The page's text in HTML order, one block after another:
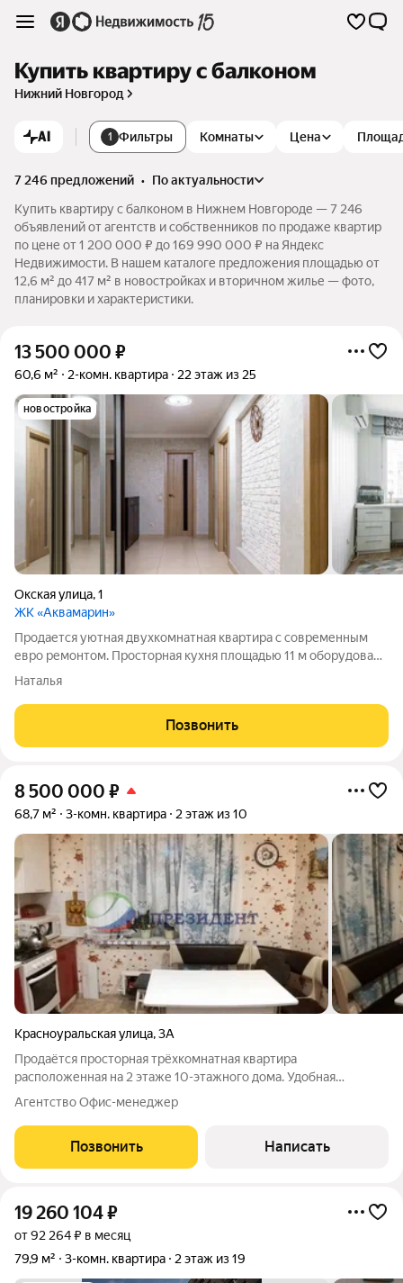
Купить квартиру с балконом
Нижний Новгород
AI 1 Фильтры Комнаты Цена
7 246 предложений •
по актуальности
Купить квартиру с балконом в Нижнем Новгороде — 7 246
объявлений от агентств и собственников по продаже квартир
по цене от 1 200 000 ₽ до 169 990 000 ₽ на Яндекс
Недвижимости. В нашем каталоге предложения площадью от
12,6 м² до 417 м² в новостройках и вторичном жилье — фото,
планировки и характеристики.
13 500 000 ₽
60,6 м² 2-комн. квартира 22 этаж из 25
новостройка
Окская улица,1
ЖК «Аквамарин»
Продается уютная двухкомнатная квартира с современным
евро ремонтом. Просторная кухня площадью 11 м оборудована
всей необходимой техникой, включая холодильник. Комнаты
квартире раздельный
Наталья
Позвонить
8 500 000 ₽
68,7 м² 3-комн. квартира 2 этаж из 10
Красноуральская улица,3А
Продаётся просторная трёхкомнатная квартира
расположенная на 2 этаже 10-этажного дома. Удобная
планировка квартиры, на разные стороны, имеется 2 большие
лоджии, кладовка, раздельный с/узел, вместо ванны - душевая
кабина. Отличные соседи по тамбуру.
Агентство Офис-менеджер
Позвонить Написать
19 260 104₽
от 92 264 ₽ в месяц
79,9 м²
3-комн. квартира 2 этаж из 19